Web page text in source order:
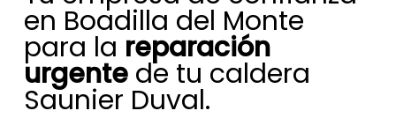
en Boadilla del Monte
para la reparación
urgentede tu caldera
Saunier Duval.